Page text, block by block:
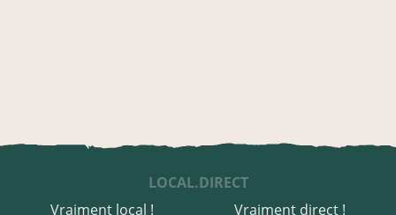
LOCAL.DIRECT
Vraiment local !
Vraiment direct !